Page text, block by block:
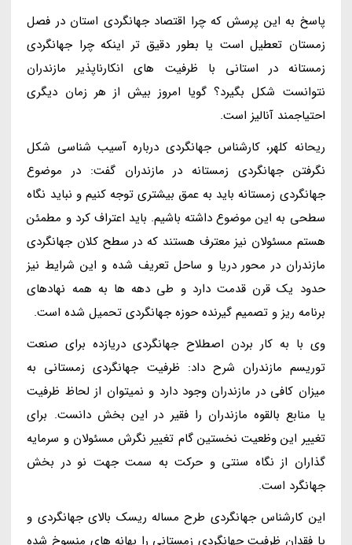
پاسخ به این پرسش که چرا اقتصاد جهانگردی استان در فصل
زمستان تعطیل است یا بطور دقیق تر اینکه چرا جهانگردی
زمستانه در استانی با ظرفیت های انکارناپذیر مازندران
نتوانست شکل بگیرد؟ گویا امروز بیش از هر زمان دیگری
احتیاجمند آنالیز است.
ریحانه کلهر، کارشناس جهانگردی درباره آسیب شناسی شکل
نگرفتن جهانگردی زمستانه در مازندران گفت: در موضوع
جهانگردی زمستانه باید به عمق بیشتری توجه کنیم و نباید نگاه
سطحی به این موضوع داشته باشیم. باید اعتراف کرد و مطمئن
هستم مسئولان نیز معترف هستند که در سطح کلان جهانگردی
مازندران در محور دریا و ساحل تعریف شده و این شرایط نیز
حدود یک قرن قدمت دارد و طی دهه ها به همه نهادهای
برنامه ریز و تصمیم گیرنده حوزه جهانگردی تحمیل شده است.
وی با به کار بردن اصطلاح جهانگردی دریازده برای صنعت
توریسم مازندران شرح داد: ظرفیت جهانگردی زمستانی به
میزان کافی در مازندران وجود دارد و نمیتوان از لحاظ ظرفیت
یا منابع بالقوه مازندران را فقیر در این بخش دانست. برای
تغییر این وظعیت نخستین گام تغییر نگرش مسئولان و سرمایه
گذاران از نگاه سنتی و حرکت به سمت جهت نو در بخش
جهانگرد است.
این کارشناس جهانگردی طرح مساله ریسک بالای جهانگردی و
یا فقدان ظرفیت جهانگردی زمستانی را بهانه های منسوخ شده